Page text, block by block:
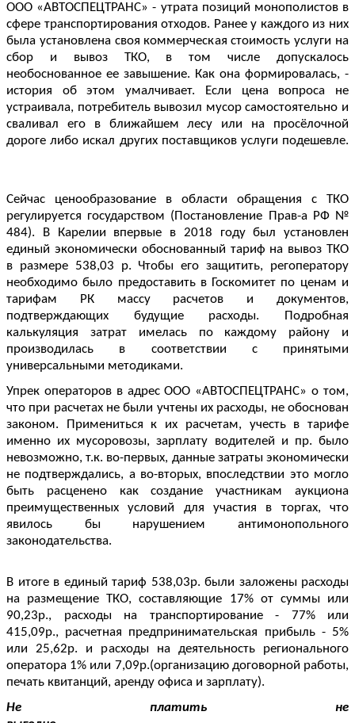
ООО «АВТОСПЕЦТРАНС» - утрата позиций монополистов в
сфере транспортирования отходов. Ранее у каждого из них
была установлена своя коммерческая стоимость услуги на
сбор и вывоз ТКО, в том числе допускалось
необоснованное ее завышение. Как она формировалась, -
история об этом умалчивает. Если цена вопроса не
устраивала, потребитель вывозил мусор самостоятельно и
сваливал его в ближайшем лесу или на просёлочной
дороге либо искал других поставщиков услуги подешевле.
Сейчас ценообразование в области обращения с ТКО
регулируется государством (Постановление Прав-а РФ №
484). В Карелии впервые в 2018 году был установлен
единый экономически обоснованный тариф на вывоз ТКО
в размере 538,03 р. Чтобы его защитить, регоператору
необходимо было предоставить в Госкомитет по ценам и
тарифам РК массу расчетов и документов,
подтверждающих будущие расходы. Подробная
калькуляция затрат имелась по каждому району и
производилась в соответствии с принятыми
универсальными методиками.
Упрек операторов в адрес ООО «АВТОСПЕЦТРАНС» о том,
что при расчетах не были учтены их расходы, не обоснован
законом. Примениться к их расчетам, учесть в тарифе
именно их мусоровозы, зарплату водителей и пр. было
невозможно, т.к. во-первых, данные затраты экономически
не подтверждались, а во-вторых, впоследствии это могло
быть расценено как создание участникам аукциона
преимущественных условий для участия в торгах, что
явилось бы нарушением антимонопольного
законодательства.
В итоге в единый тариф 538,03р. были заложены расходы
на размещение ТКО, составляющие 17% от суммы или
90,23р., расходы на транспортирование - 77% или
415,09р., расчетная предпринимательская прибыль - 5%
или 25,62р. и расходы на деятельность регионального
оператора 1% или 7,09р.(организацию договорной работы,
печать квитанций, аренду офиса и зарплату).
Не платить не